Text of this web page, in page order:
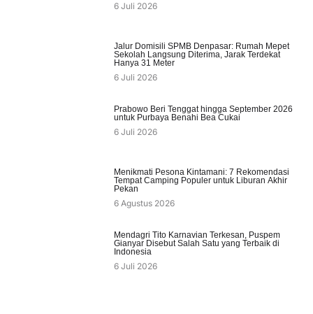
6 Juli 2026
Jalur Domisili SPMB Denpasar: Rumah Mepet
Sekolah Langsung Diterima, Jarak Terdekat
Hanya 31 Meter
6 Juli 2026
Prabowo Beri Tenggat hingga September 2026
untuk Purbaya Benahi Bea Cukai
6 Juli 2026
Menikmati Pesona Kintamani: 7 Rekomendasi
Tempat Camping Populer untuk Liburan Akhir
Pekan
6 Agustus 2026
Mendagri Tito Karnavian Terkesan, Puspem
Gianyar Disebut Salah Satu yang Terbaik di
Indonesia
6 Juli 2026